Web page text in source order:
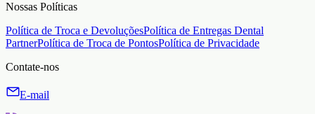
Nossas Políticas
Política de Troca e DevoluçõesPolítica de Entregas Dental
PartnerPolítica de Troca de PontosPolítica de Privacidade
Contate-nos
E-mail